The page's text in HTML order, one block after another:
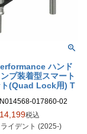
ハンド
プ装着型スマート
ト(Quad Lock用) T
017860-02
14,199税込
イデント (2025-)